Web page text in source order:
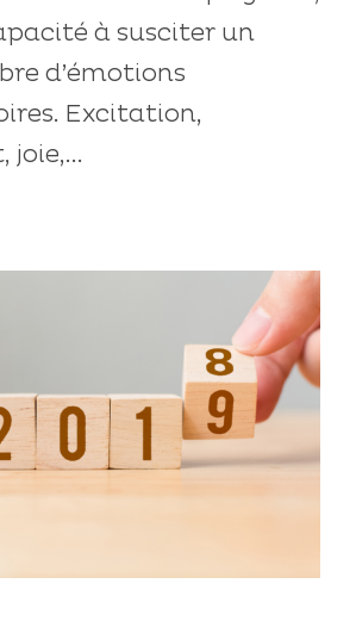
à susciter un
d’émotions
Excitation,
joie,...